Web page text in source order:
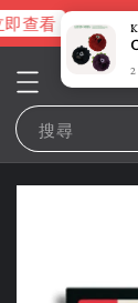
查看 進擊的巨
搜尋
2